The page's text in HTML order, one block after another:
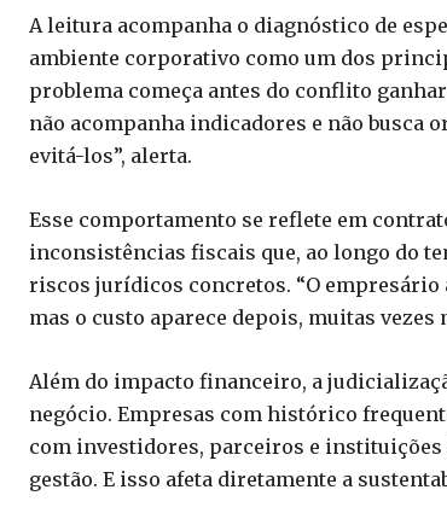
A leitura acompanha o diagnóstico de
ambiente corporativo como um dos
problema começa antes do conflito
não acompanha indicadores e não busca
evitá-los”, alerta.
Esse comportamento se reflete em
inconsistências fiscais que, ao longo do
riscos jurídicos concretos. “O
mas o custo aparece depois, muitas
Além do impacto financeiro, a
negócio. Empresas com histórico
com investidores, parceiros e instituições
gestão. E isso afeta diretamente a